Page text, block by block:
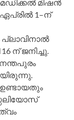
മിഷന്‍
1–ന്‌
പ്ലാവിനാല്‍
ന്‌ ജനിച്ചു.